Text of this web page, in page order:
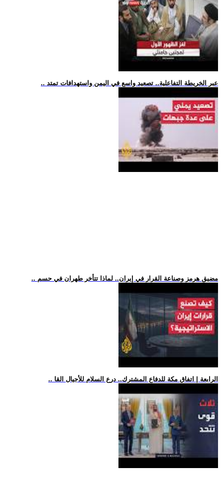
.. عبر الخريطة التفاعلية.. تصعيد واسع في اليمن واستهدافات تمتد
.. مضيق هرمز وصناعة القرار في إيران.. لماذا تتأخر طهران في حسم
.. الرابعة | اتفاق مكة للدفاع المشترك.. درع السلام للأجيال القا